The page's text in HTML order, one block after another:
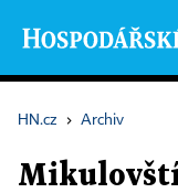
HN.cz › Archiv